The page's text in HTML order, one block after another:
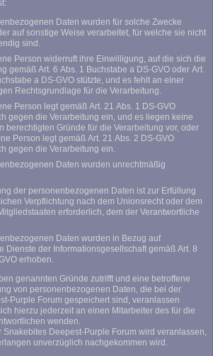
Daten wurden für solche Zwecke
auf sonstige Weise verarbeitet, für welche sie nicht
sind.
Person widerruft ihre Einwilligung, auf die sich die
gemäß Art. 6 Abs. 1 Buchstabe a DS-GVO oder Art.
a DS-GVO stützte, und es fehlt an einer
Rechtsgrundlage für die Verarbeitung.
Person legt gemäß Art. 21 Abs. 1 DS-GVO
gegen die Verarbeitung ein, und es liegen keine
berechtigten Gründe für die Verarbeitung vor, oder
Person legt gemäß Art. 21 Abs. 2 DS-GVO
gegen die Verarbeitung ein.
Daten wurden unrechtmäßig
der personenbezogenen Daten ist zur Erfüllung
Verpflichtung nach dem Unionsrecht oder dem
erforderlich, dem der Verantwortliche
Daten wurden in Bezug auf
Dienste der Informationsgesellschaft gemäß Art. 8
erhoben.
genannten Gründe zutrifft und eine betroffene
von personenbezogenen Daten, die bei der
Purple Forum gespeichert sind, veranlassen
hierzu jederzeit an einen Mitarbeiter des für die
wenden.
Snakebites Deepest-Purple Forum wird veranlassen,
unverzüglich nachgekommen wird.